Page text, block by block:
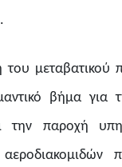
μεταβατικού
βήμα για
την παροχή